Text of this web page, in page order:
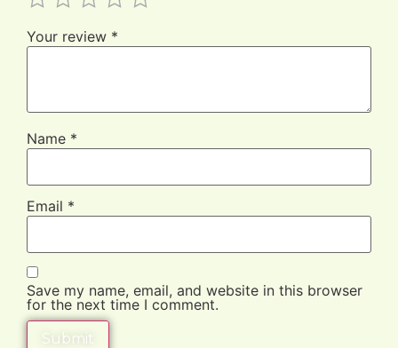
Your review *
Name *
Email *
Save my name, email, and website in this browser
for the next time I comment.